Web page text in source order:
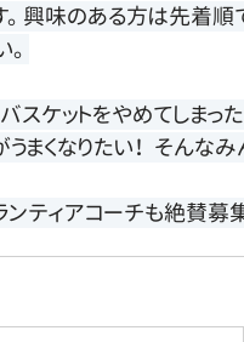
。 興味のある方は先着
スケットをやめてしまっ
うまくなりたい！  そんな
ティアコーチも絶賛募